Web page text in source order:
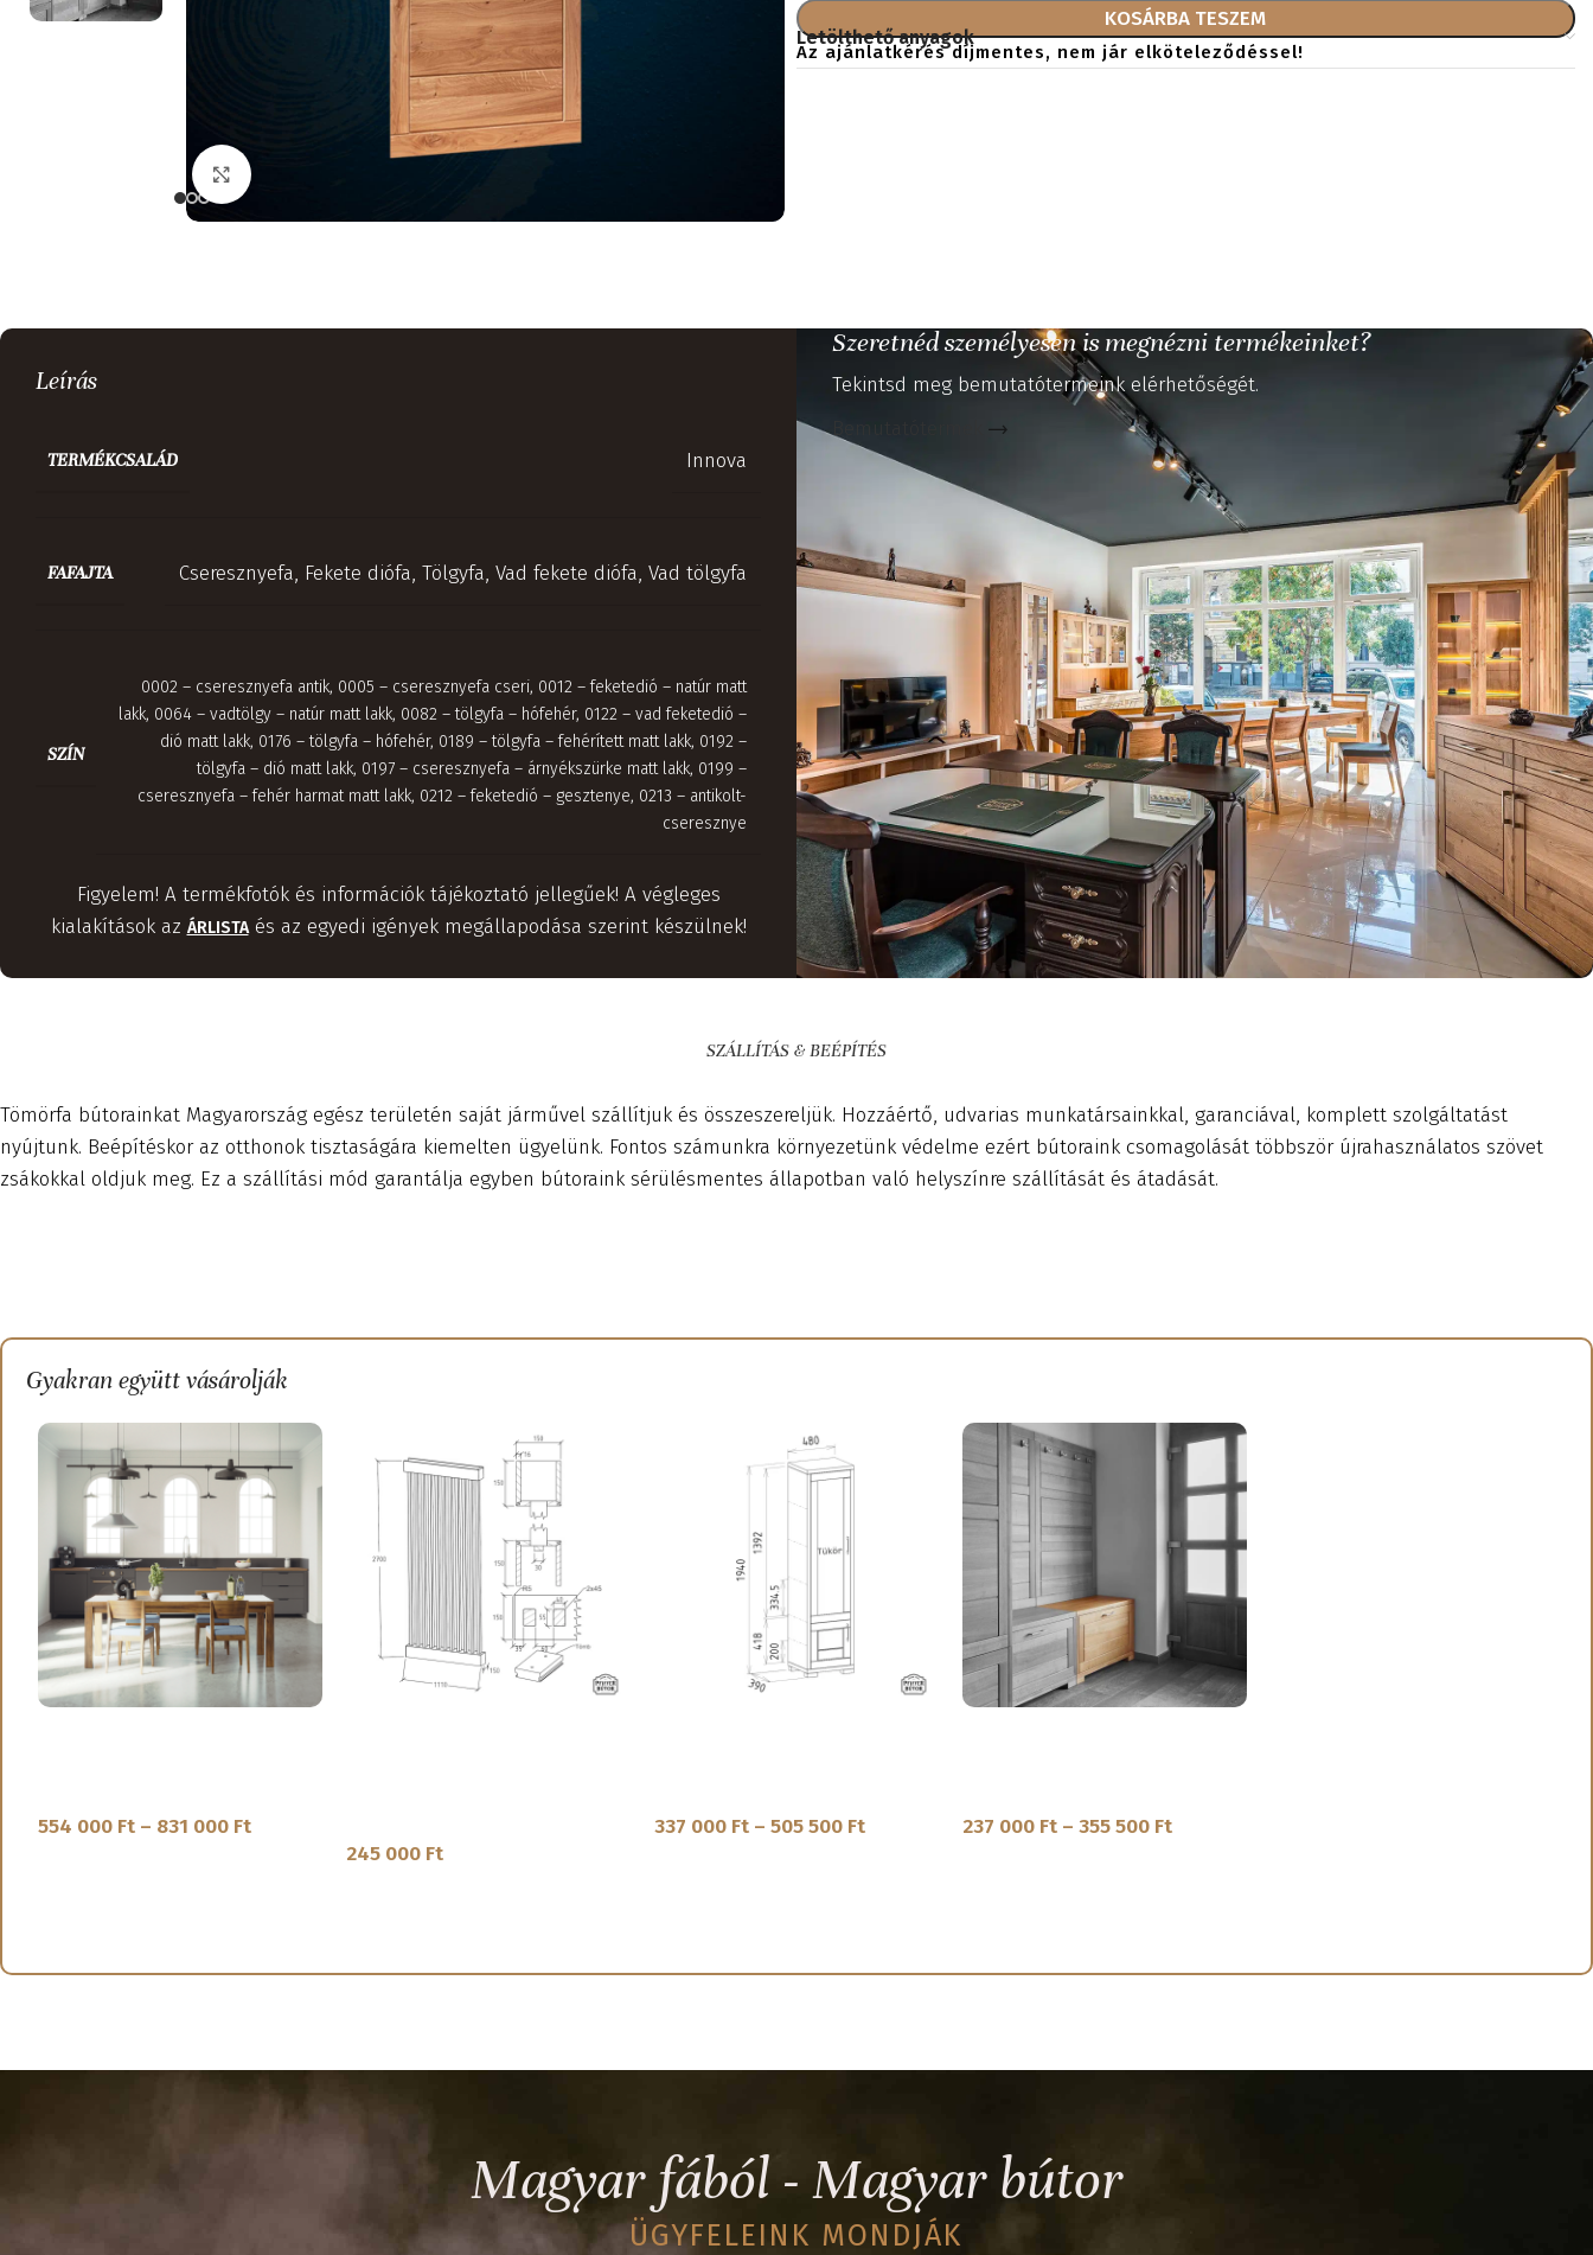
KOSÁRBA TESZEM
Az ajánlatkérés díjmentes, nem jár elköteleződéssel!
Letölthető anyagok
Leírás
TERMÉKCSALÁD Innova
FAFAJTA Cseresznyefa, Fekete diófa, Tölgyfa, Vad fekete diófa, Vad tölgyfa
SZÍN
0002 – cseresznyefa antik, 0005 – cseresznyefa cseri, 0012 – feketedió – natúr matt
lakk, 0064 – vadtölgy – natúr matt lakk, 0082 – tölgyfa – hófehér, 0122 – vad feketedió –
dió matt lakk, 0176 – tölgyfa – hófehér, 0189 – tölgyfa – fehérített matt lakk, 0192 –
tölgyfa – dió matt lakk, 0197 – cseresznyefa – árnyékszürke matt lakk, 0199 –
cseresznyefa – fehér harmat matt lakk, 0212 – feketedió – gesztenye, 0213 – antikolt-
cseresznye
Figyelem! A termékfotók és információk tájékoztató jellegűek! A végleges
kialakítások az ÁRLISTAés az egyedi igények megállapodása szerint készülnek!
Szeretnéd személyesen is megnézni termékeinket?
Tekintsd meg bemutatótermeink elérhetőségét.
SZÁLLÍTÁS & BEÉPÍTÉS
Tömörfa bútorainkat Magyarország egész területén saját járművel szállítjuk és összeszereljük. Hozzáértő, udvarias munkatársainkkal, garanciával, komplett szolgáltatást
nyújtunk. Beépítéskor az otthonok tisztaságára kiemelten ügyelünk. Fontos számunkra környezetünk védelme ezért bútoraink csomagolását többször újrahasználatos szövet
zsákokkal oldjuk meg. Ez a szállítási mód garantálja egyben bútoraink sérülésmentes állapotban való helyszínre szállítását és átadását.
Gyakran együtt vásárolják
554 000 Ft – 831 000 Ft
245 000 Ft
337 000 Ft – 505 500 Ft
237 000 Ft – 355 500 Ft
Magyar fából - Magyar bútor
ÜGYFELEINK MONDJÁK